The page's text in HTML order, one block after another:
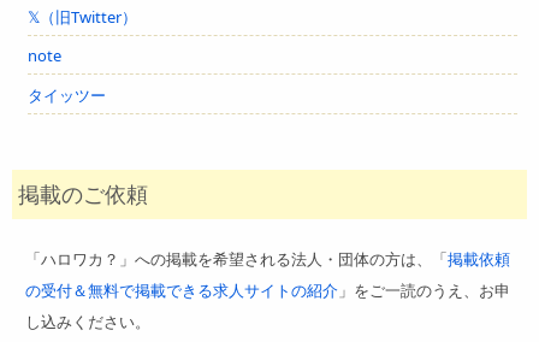
𝕏（旧Twitter）
note
タイッツー
掲載のご依頼
「ハロワカ？」への掲載を希望される法人・団体の方は、「掲載依頼
の受付＆無料で掲載できる求人サイトの紹介 」をご一読のうえ、お申
し込みください。